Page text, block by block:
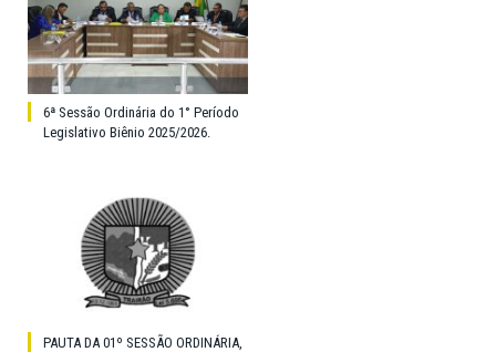
6ª Sessão Ordinária do 1° Período
Legislativo Biênio 2025/2026.
PAUTA DA 01º SESSÃO ORDINÁRIA,